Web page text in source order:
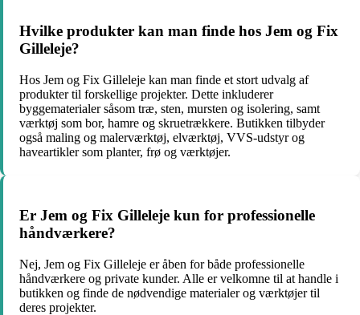
Hvilke produkter kan man finde hos Jem og Fix
Gilleleje?
Hos Jem og Fix Gilleleje kan man finde et stort udvalg af
produkter til forskellige projekter. Dette inkluderer
byggematerialer såsom træ, sten, mursten og isolering, samt
værktøj som bor, hamre og skruetrækkere. Butikken tilbyder
også maling og malerværktøj, elværktøj, VVS-udstyr og
haveartikler som planter, frø og værktøjer.
Er Jem og Fix Gilleleje kun for professionelle
håndværkere?
Nej, Jem og Fix Gilleleje er åben for både professionelle
håndværkere og private kunder. Alle er velkomne til at handle i
butikken og finde de nødvendige materialer og værktøjer til
deres projekter.